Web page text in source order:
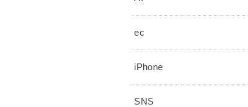
ec
iPhone
SNS